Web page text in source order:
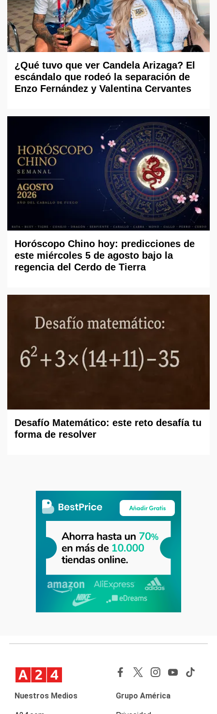
¿Qué tuvo que ver Candela Arizaga? El
escándalo que rodeó la separación de
Enzo Fernández y Valentina Cervantes
Horóscopo Chino hoy: predicciones de
este miércoles 5 de agosto bajo la
regencia del Cerdo de Tierra
Desafío Matemático: este reto desafía tu
forma de resolver
Nuestros Medios Grupo América